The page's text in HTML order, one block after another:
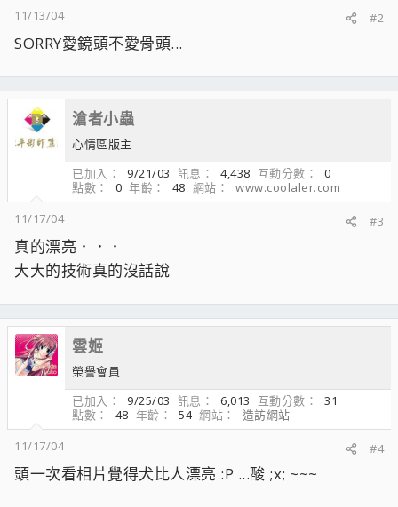
11/13/04
#2
SORRY愛鏡頭不愛骨頭...
滄者小蟲
心情區版主
已加入
9/21/03 訊息 4,438 互動分數
0
點數
0 年齡 48 網站
www.coolaler.com
11/17/04
#3
真的漂亮．．．
大大的技術真的沒話說
雲姬
榮譽會員
已加入
9/25/03 訊息 6,013 互動分數
31
點數
48 年齡 54 網站
造訪網站
11/17/04
#4
頭一次看相片覺得犬比人漂亮 :P ...酸 ;x; ~~~